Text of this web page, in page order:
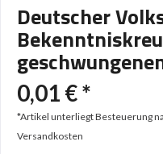
Deutscher
0,01 € *
*Artikel unterliegt Besteuerung
Versandkosten